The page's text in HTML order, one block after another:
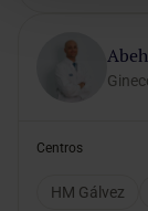
Centros
HM Gálvez